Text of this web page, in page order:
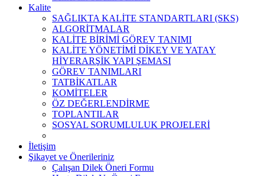
Kalite
SAĞLIKTA KALİTE STANDARTLARI (SKS)
ALGORİTMALAR
KALİTE BİRİMİ GÖREV TANIMI
KALİTE YÖNETİMİ DİKEY VE YATAY
HİYERARŞİK YAPI ŞEMASI
GÖREV TANIMLARI
TATBİKATLAR
KOMİTELER
ÖZ DEĞERLENDİRME
TOPLANTILAR
SOSYAL SORUMLULUK PROJELERİ
İletişim
Şikayet ve Önerileriniz
Çalışan Dilek Öneri Formu